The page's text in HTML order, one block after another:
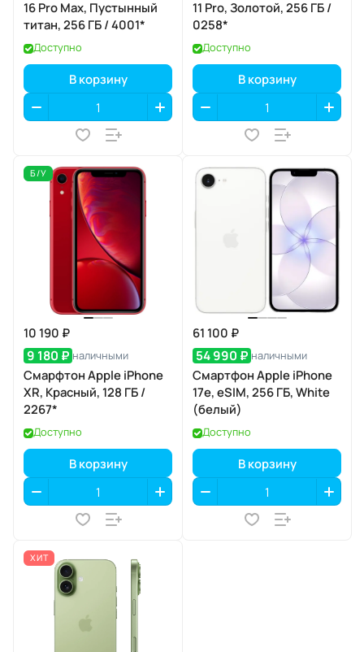
16 Pro Max, Пустынный
титан, 256 ГБ / 4001*
Доступно
В корзину
11 Pro, Золотой, 256 ГБ /
0258*
Доступно
В корзину
Б/У
10 190 ₽
9 180 ₽ наличными
Смарфтон Apple iPhone
XR, Красный, 128 ГБ /
2267*
Доступно
В корзину
61 100 ₽
54 990 ₽ наличными
Смартфон Apple iPhone
17e, eSIM, 256 ГБ, White
(белый)
Доступно
В корзину
ХИТ